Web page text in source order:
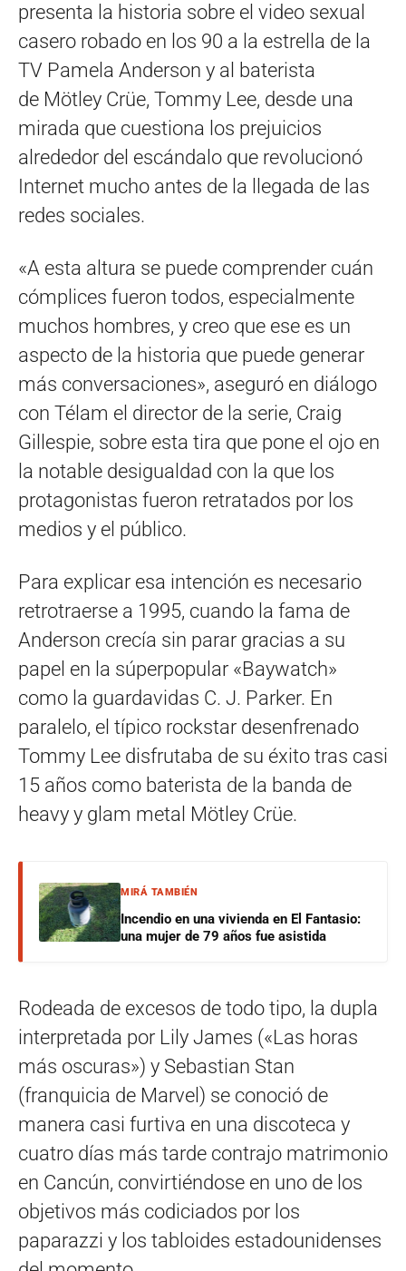
presenta la historia sobre el video sexual
casero robado en los 90 a la estrella de la
TV Pamela Anderson y al baterista
de Mötley Crüe, Tommy Lee, desde una
mirada que cuestiona los prejuicios
alrededor del escándalo que revolucionó
Internet mucho antes de la llegada de las
redes sociales.
«A esta altura se puede comprender cuán
cómplices fueron todos, especialmente
muchos hombres, y creo que ese es un
aspecto de la historia que puede generar
más conversaciones», aseguró en diálogo
con Télam el director de la serie, Craig
Gillespie, sobre esta tira que pone el ojo en
la notable desigualdad con la que los
protagonistas fueron retratados por los
medios y el público.
Para explicar esa intención es necesario
retrotraerse a 1995, cuando la fama de
Anderson crecía sin parar gracias a su
papel en la súperpopular «Baywatch»
como la guardavidas C. J. Parker. En
paralelo, el típico rockstar desenfrenado
Tommy Lee disfrutaba de su éxito tras casi
15 años como baterista de la banda de
heavy y glam metal Mötley Crüe.
MIRÁ TAMBIÉN
Incendio en una vivienda en El Fantasio:
una mujer de 79 años fue asistida
Rodeada de excesos de todo tipo, la dupla
interpretada por Lily James («Las horas
más oscuras») y Sebastian Stan
(franquicia de Marvel) se conoció de
manera casi furtiva en una discoteca y
cuatro días más tarde contrajo matrimonio
en Cancún, convirtiéndose en uno de los
objetivos más codiciados por los
paparazzi y los tabloides estadounidenses